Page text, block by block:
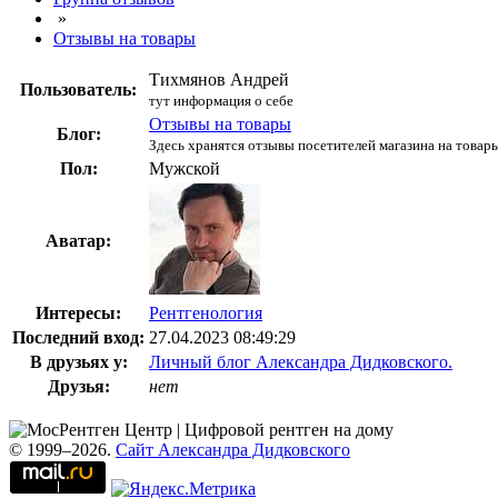
»
Отзывы на товары
Пользователь:
Тихмянов Андрей
тут информация о себе
Блог:
Отзывы на товары
Здесь хранятся отзывы посетителей магазина на
Пол: Мужской
Аватар:
Интересы:
Рентгенология
Последний вход: 27.04.2023 08:49:29
В друзьях у:
Личный блог Александра Дидковского.
Друзья:
нет
© 1999–2026. Сайт Александра Дидковского